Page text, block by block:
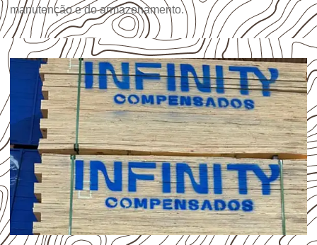
manutenção e do armazenamento.